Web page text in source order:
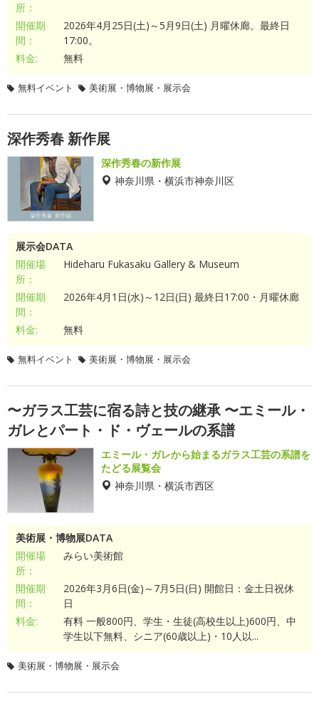
所：
開催期
間：
2026年4月25日(土)～5月9日(土) 月曜休廊。最終日
17:00。
料金:
無料
無料イベント 美術展・博物展・展示会
深作秀春 新作展
深作秀春の新作展
神奈川県・横浜市神奈川区
展示会DATA
開催場
所：
Hideharu Fukasaku Gallery & Museum
開催期
間：
2026年4月1日(水)～12日(日) 最終日17:00・月曜休廊
料金: 無料
無料イベント 美術展・博物展・展示会
〜ガラス工芸に宿る詩と技の継承 〜エミール・
ガレとパート・ド・ヴェールの系譜
エミール・ガレから始まるガラス工芸の系譜を
たどる展覧会
神奈川県・横浜市西区
美術展・博物展DATA
開催場
所：
みらい美術館
開催期
間：
2026年3月6日(金)～7月5日(日) 開館日：金土日祝休
日
料金:
有料 一般800円、学生・生徒(高校生以上)600円、中
学生以下無料、シニア(60歳以上)・10人以...
美術展・博物展・展示会